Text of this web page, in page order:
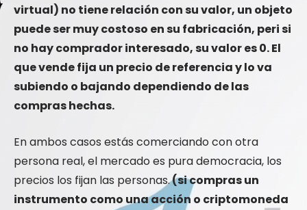
virtual) no tiene relación con su valor, un objeto
puede ser muy costoso en su fabricación, peri si
no hay comprador interesado, su valor es 0. El
que vende fija un precio de referencia y lo va
subiendo o bajando dependiendo de las
compras hechas.
En ambos casos estás comerciando con otra
persona real, el mercado es pura democracia, los
precios los fijan las personas.(si compras un
instrumento como una acción o criptomoneda